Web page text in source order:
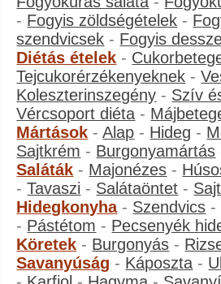
- Fogyis zöldségételek -
szendvicsek - Fogyis
Diétás ételek -
Tejcukorérzékenyeknek -
Koleszterinszegény - Szív
Vércsoport diéta -
Mártások -Alap - Hideg -
Sajtkrém - Burgonyamártás
Saláták - Majonézes -
-Tavaszi - Salátaöntet -
Hidegkonyha- Szendvics -
- Pástétom - Pecsenyék
Köretek - Burgonyás -
Savanyúság - Káposzta -